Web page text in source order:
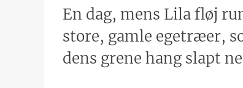
En dag, mens Lila fløj
store, gamle egetræer,
dens grene hang slapt